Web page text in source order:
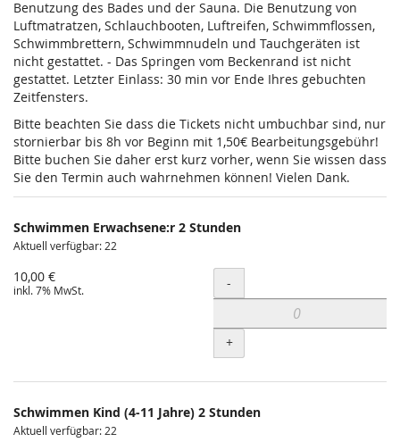
Benutzung des Bades und der Sauna. Die Benutzung von
Luftmatratzen, Schlauchbooten, Luftreifen, Schwimmflossen,
Schwimmbrettern, Schwimmnudeln und Tauchgeräten ist
nicht gestattet. - Das Springen vom Beckenrand ist nicht
gestattet. Letzter Einlass: 30 min vor Ende Ihres gebuchten
Zeitfensters.
Bitte beachten Sie dass die Tickets nicht umbuchbar sind, nur
stornierbar bis 8h vor Beginn mit 1,50€ Bearbeitungsgebühr!
Bitte buchen Sie daher erst kurz vorher, wenn Sie wissen dass
Sie den Termin auch wahrnehmen können! Vielen Dank.
Schwimmen Erwachsene:r 2 Stunden
Aktuell verfügbar: 22
10,00 €
inkl. 7% MwSt. Menge
-
+
Schwimmen Kind (4-11 Jahre) 2 Stunden
Aktuell verfügbar: 22